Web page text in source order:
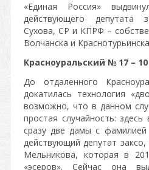
«Единая Россия»
действующего депутата
Сухова, СР и КПРФ –
Волчанска и
Красноуральский № 17 –
До отдаленного
докатилась технология
возможно, что в данном
простая случайность:
сразу две дамы с
действующий депутат
Мельникова, которая в
«эсеров». Сейчас она